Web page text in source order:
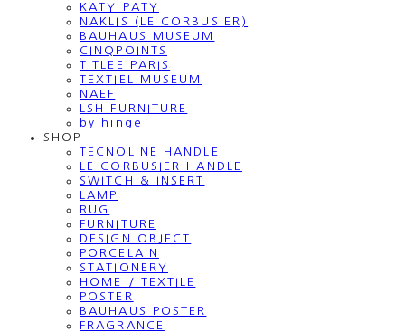
KATY PATY
NAKLIS (LE CORBUSIER)
BAUHAUS MUSEUM
CINQPOINTS
TITLEE PARIS
TEXTIEL MUSEUM
NAEF
LSH FURNITURE
by hinge
SHOP
TECNOLINE HANDLE
LE CORBUSIER HANDLE
SWITCH & INSERT
LAMP
RUG
FURNITURE
DESIGN OBJECT
PORCELAIN
STATIONERY
HOME / TEXTILE
POSTER
BAUHAUS POSTER
FRAGRANCE